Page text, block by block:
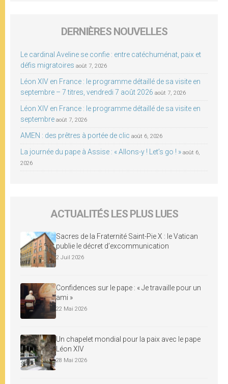
DERNIÈRES NOUVELLES
Le cardinal Aveline se confie : entre catéchuménat, paix et
défis migratoires août 7, 2026
Léon XIV en France : le programme détaillé de sa visite en
septembre – 7 titres, vendredi 7 août 2026 août 7, 2026
Léon XIV en France : le programme détaillé de sa visite en
septembre août 7, 2026
AMEN : des prêtres à portée de clic août 6, 2026
La journée du pape à Assise : « Allons-y ! Let’s go ! » août 6,
2026
ACTUALITÉS LES PLUS LUES
Sacres de la Fraternité Saint-Pie X : le Vatican
publie le décret d’excommunication
2 Juil 2026
Confidences sur le pape : « Je travaille pour un
ami »
22 Mai 2026
Un chapelet mondial pour la paix avec le pape
Léon XIV
28 Mai 2026